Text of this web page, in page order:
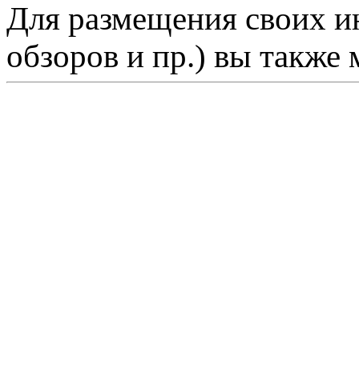
Для размещения своих
обзоров и пр.) вы также